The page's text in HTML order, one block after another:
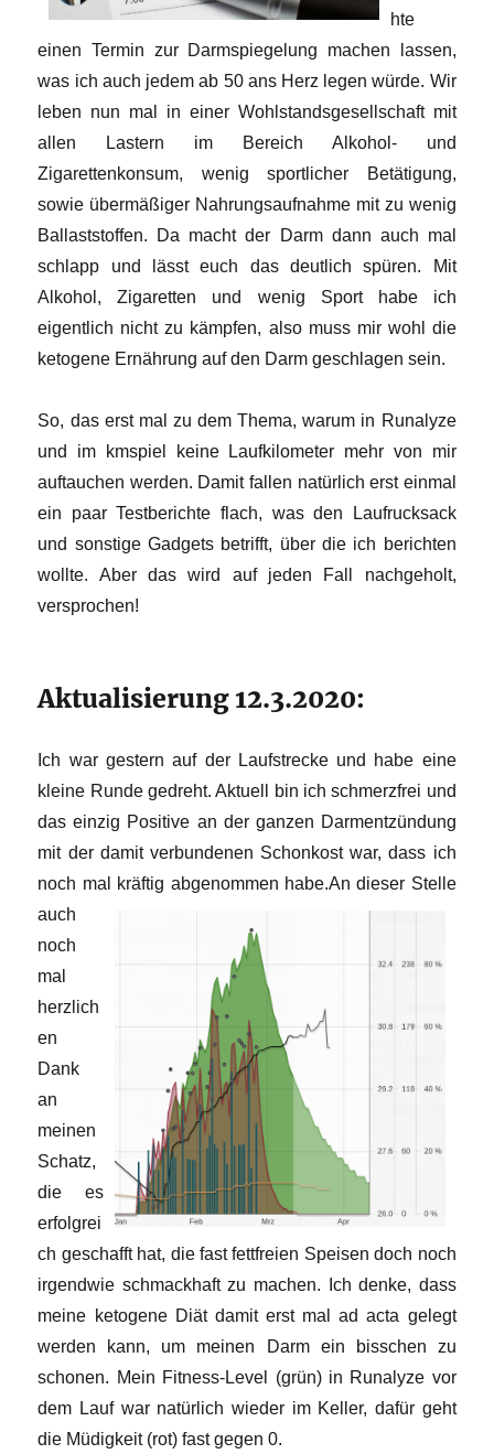
hte
einen Termin zur Darmspiegelung machen lassen,
was ich auch jedem ab 50 ans Herz legen würde. Wir
leben nun mal in einer Wohlstandsgesellschaft mit
allen Lastern im Bereich Alkohol- und
Zigarettenkonsum, wenig sportlicher Betätigung,
sowie übermäßiger Nahrungsaufnahme mit zu wenig
Ballaststoffen. Da macht der Darm dann auch mal
schlapp und lässt euch das deutlich spüren. Mit
Alkohol, Zigaretten und wenig Sport habe ich
eigentlich nicht zu kämpfen, also muss mir wohl die
ketogene Ernährung auf den Darm geschlagen sein.
So, das erst mal zu dem Thema, warum in Runalyze
und im kmspiel keine Laufkilometer mehr von mir
auftauchen werden. Damit fallen natürlich erst einmal
ein paar Testberichte flach, was den Laufrucksack
und sonstige Gadgets betrifft, über die ich berichten
wollte. Aber das wird auf jeden Fall nachgeholt,
versprochen!
Aktualisierung 12.3.2020:
Ich war gestern auf der Laufstrecke und habe eine
kleine Runde gedreht. Aktuell bin ich schmerzfrei und
das einzig Positive an der ganzen Darmentzündung
mit der damit verbundenen Schonkost war, dass ich
noch mal kräftig abgenommen habe.An dieser Stelle
auch
noch
mal
herzlich
en
Dank
an
meinen
Schatz,
die es
erfolgrei
ch geschafft hat, die fast fettfreien Speisen doch noch
irgendwie schmackhaft zu machen. Ich denke, dass
meine ketogene Diät damit erst mal ad acta gelegt
werden kann, um meinen Darm ein bisschen zu
schonen. Mein Fitness-Level (grün) in Runalyze vor
dem Lauf war natürlich wieder im Keller, dafür geht
die Müdigkeit (rot) fast gegen 0.